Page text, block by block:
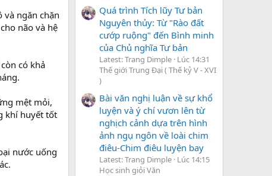
và ngăn chặn
não và hệ
có khả
mệt mỏi,
khí huyết tốt
nước uống
Quá trình Tích lũy Tư bản
Nguyên thủy: Từ "Rào đất
cướp ruộng" đến Bình minh
của Chủ nghĩa Tư bản
Latest: Trang Dimple Lúc 14:31
Thế giới Trung Đại ( Thế kỷ V - XVI
)
Bài văn nghị luận về sự khổ
luyện và ý chí vươn lên từ
nghịch cảnh dựa trên hình
ảnh ngụ ngôn về loài chim
điêu-Chim điêu luyện bay
Latest: Trang Dimple Lúc 14:15
Học sinh giỏi Văn